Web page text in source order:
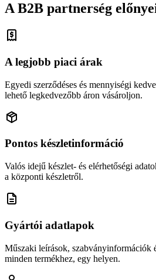
A B2B partnerség
A legjobb piaci árak
Egyedi szerződéses és mennyiségi
lehető legkedvezőbb áron vásároljon.
Pontos készletinformáció
Valós idejű készlet- és elérhetőségi
a központi készletről.
Gyártói adatlapok
Műszaki leírások, szabványinformációk
minden termékhez, egy helyen.